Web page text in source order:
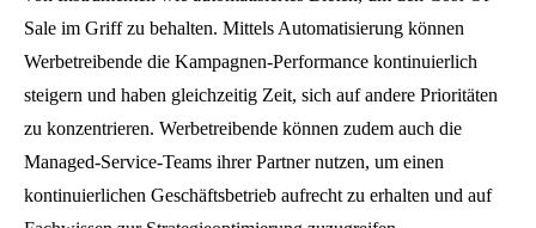
Sale im Griff zu behalten. Mittels Automatisierung können
Werbetreibende die Kampagnen-Performance kontinuierlich
steigern und haben gleichzeitig Zeit, sich auf andere Prioritäten
zu konzentrieren. Werbetreibende können zudem auch die
Managed-Service-Teams ihrer Partner nutzen, um einen
kontinuierlichen Geschäftsbetrieb aufrecht zu erhalten und auf